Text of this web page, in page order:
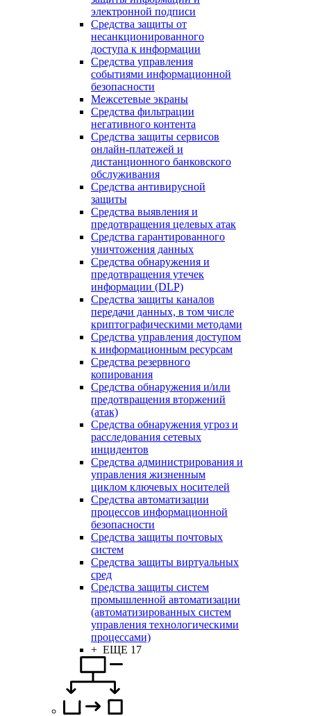
электронной подписи
Средства защиты от
несанкционированного
доступа к информации
Средства управления
событиями информационной
безопасности
Межсетевые экраны
Средства фильтрации
негативного контента
Средства защиты сервисов
онлайн-платежей и
дистанционного банковского
обслуживания
Средства антивирусной
защиты
Средства выявления и
предотвращения целевых атак
Средства гарантированного
уничтожения данных
Средства обнаружения и
предотвращения утечек
информации (DLP)
Средства защиты каналов
передачи данных, в том числе
криптографическими методами
Средства управления доступом
к информационным ресурсам
Средства резервного
копирования
Средства обнаружения и/или
предотвращения вторжений
(атак)
Средства обнаружения угроз и
расследования сетевых
инцидентов
Средства администрирования и
управления жизненным
циклом ключевых носителей
Средства автоматизации
процессов информационной
безопасности
Средства защиты почтовых
систем
Средства защиты виртуальных
сред
Средства защиты систем
промышленной автоматизации
(автоматизированных систем
управления технологическими
процессами)
+ ЕЩЕ 17